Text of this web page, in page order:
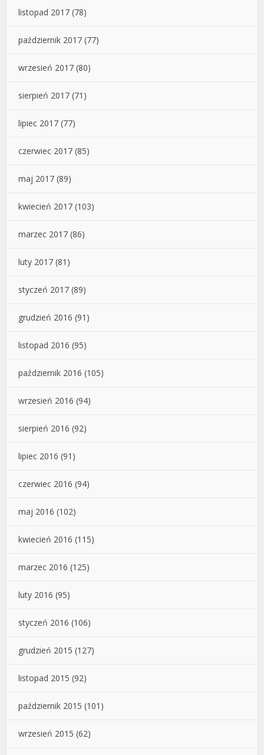
listopad 2017 (78)
październik 2017 (77)
wrzesień 2017 (80)
sierpień 2017 (71)
lipiec 2017 (77)
czerwiec 2017 (85)
maj 2017 (89)
kwiecień 2017 (103)
marzec 2017 (86)
luty 2017 (81)
styczeń 2017 (89)
grudzień 2016 (91)
listopad 2016 (95)
październik 2016 (105)
wrzesień 2016 (94)
sierpień 2016 (92)
lipiec 2016 (91)
czerwiec 2016 (94)
maj 2016 (102)
kwiecień 2016 (115)
marzec 2016 (125)
luty 2016 (95)
styczeń 2016 (106)
grudzień 2015 (127)
listopad 2015 (92)
październik 2015 (101)
wrzesień 2015 (62)